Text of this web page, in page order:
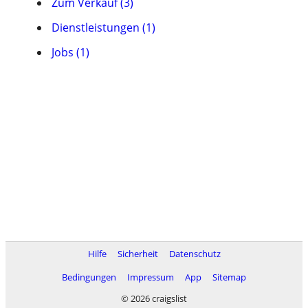
Dienstleistungen (1)
Jobs (1)
Hilfe Sicherheit
Datenschutz
Bedingungen
Impressum App
Sitemap
© 2026 craigslist